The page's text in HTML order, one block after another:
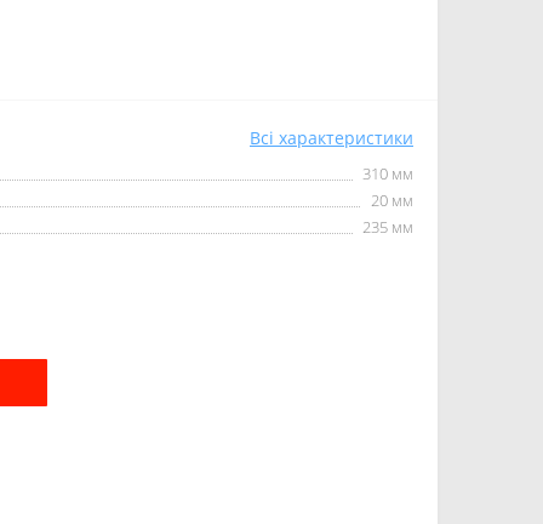
Всі характеристики
310 мм
20 мм
235 мм